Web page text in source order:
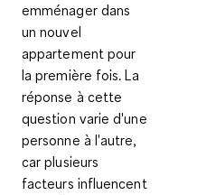
emménager dans
un nouvel
appartement pour
la première fois. La
réponse à cette
question varie d'une
personne à l'autre,
car plusieurs
facteurs influencent